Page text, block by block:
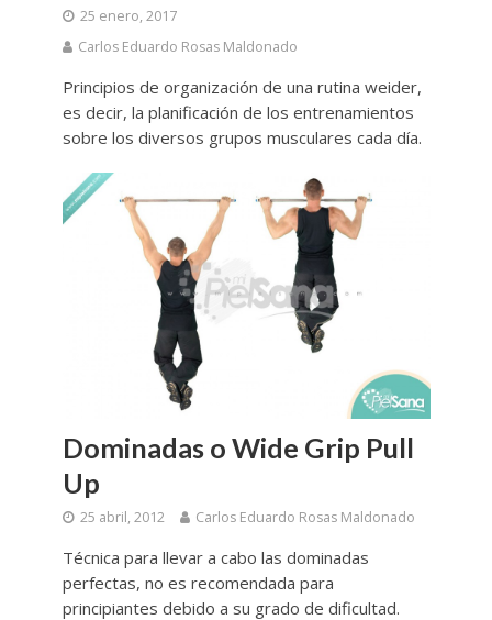
25 enero, 2017
Carlos Eduardo Rosas Maldonado
Principios de organización de una rutina weider,
es decir, la planificación de los entrenamientos
sobre los diversos grupos musculares cada día.
Dominadas o Wide Grip Pull
Up
25 abril, 2012 Carlos Eduardo Rosas Maldonado
Técnica para llevar a cabo las dominadas
perfectas, no es recomendada para
principiantes debido a su grado de dificultad.